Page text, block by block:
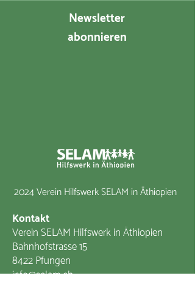
Kontakt
Verein SELAM Hilfswerk in Äthiopien
Bahnhofstrasse 15
8422 Pfungen
info@selam.ch
Newsletter
abonnieren
2024 Verein Hilfswerk SELAM in Äthiopien